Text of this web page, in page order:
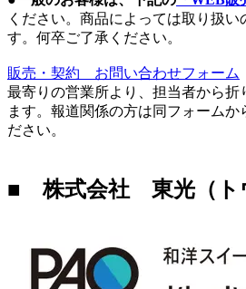
ください。商品によっては取り扱い
す。何卒ご了承ください。
販売・契約 お問い合わせフォーム
最寄りの営業所より、担当者から折
ます。報道関係の方は同フォームか
ださい。
■ 株式会社 東光（ト